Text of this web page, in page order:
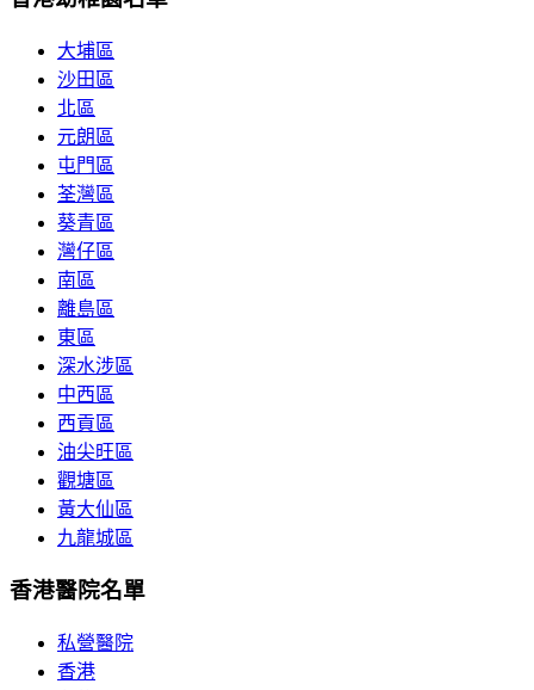
大埔區
沙田區
北區
元朗區
屯門區
荃灣區
葵青區
灣仔區
南區
離島區
東區
深水涉區
中西區
西貢區
油尖旺區
觀塘區
黃大仙區
九龍城區
香港醫院名單
私營醫院
香港